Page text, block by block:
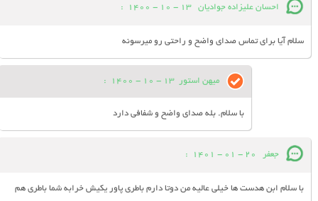
احسان عليزاده جوادیان 13 - 10 - 1400
:
سلام آیا برای تماس صدای واضح و راحتی رو میرسونه
میهن استور 13 - 10 - 1400
:
با سلام. بله صدای واضح و شفافی دارد
جعفر 20 - 01 - 1401
:
با سلام ابن هدست ها خیلی عالیه من دوتا دارم باطری پاور یکیش خرابه شما باطری هم